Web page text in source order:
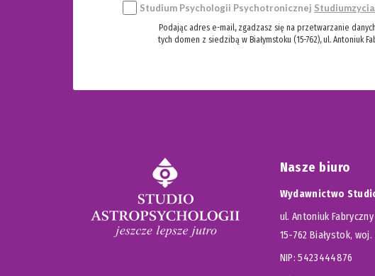
Studium Psychologii Psychotronicznej
Podając adres e-mail, zgadzasz się na przetwarzanie
tych domen z siedzibą w Białymstoku (15-762), ul.
Nasze biuro
Wydawnictwo
ul. Antoniuk
15-762 Białystok,
NIP: 5423444876